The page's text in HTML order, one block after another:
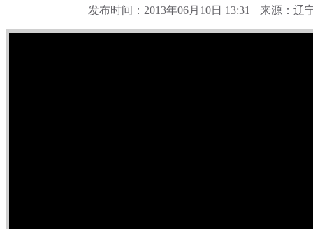
发布时间：2013年06月10日 13:31 来源：辽